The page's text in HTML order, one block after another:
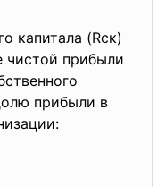
капитала (Rск)
чистой прибыли
прибыли в